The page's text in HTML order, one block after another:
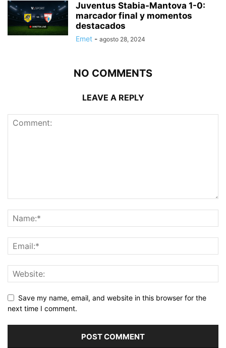
Juventus Stabia-Mantova 1-0:
marcador final y momentos
destacados
Emet - agosto 28, 2024
NO COMMENTS
LEAVE A REPLY
Save my name, email, and website in this browser for the
next time I comment.